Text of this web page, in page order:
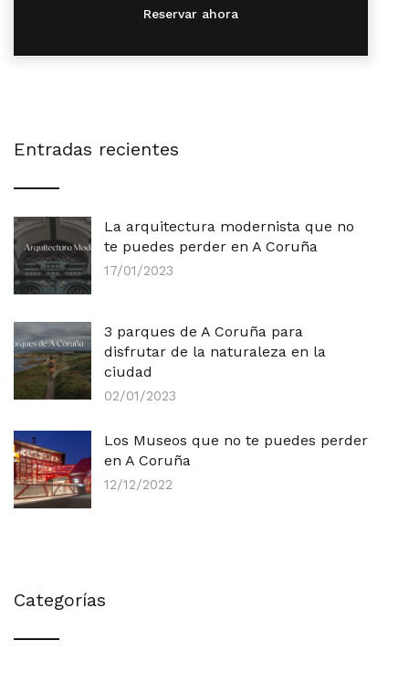
Entradas recientes
La arquitectura modernista que no
te puedes perder en A Coruña
17/01/2023
3 parques de A Coruña para
disfrutar de la naturaleza en la
ciudad
02/01/2023
Los Museos que no te puedes perder
en A Coruña
12/12/2022
Categorías